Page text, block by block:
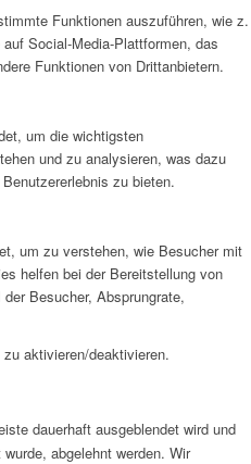
Funktionen auszuführen, wie z.
Social-Media-Plattformen, das
Funktionen von Drittanbietern.
um die wichtigsten
und zu analysieren, was dazu
zu bieten.
um zu verstehen, wie Besucher mit
helfen bei der Bereitstellung von
Besucher, Absprungrate,
aktivieren/deaktivieren.
dauerhaft ausgeblendet wird und
abgelehnt werden. Wir